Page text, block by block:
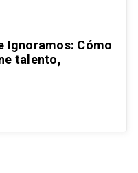
Ignoramos: Cómo
talento,